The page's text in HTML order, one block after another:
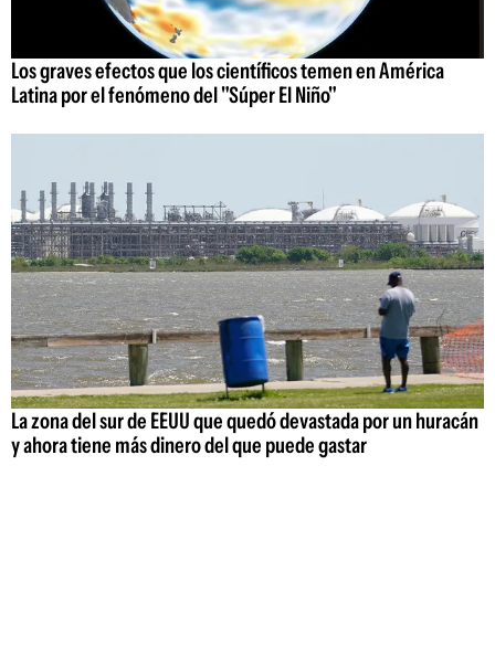
Los graves efectos que los científicos temen en América
Latina por el fenómeno del "Súper El Niño"
La zona del sur de EEUU que quedó devastada por un huracán
y ahora tiene más dinero del que puede gastar